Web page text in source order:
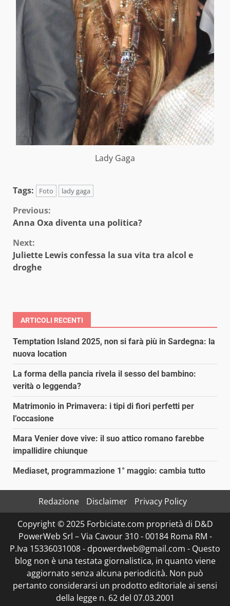
Lady Gaga
Tags: Foto lady gaga
Continue
Previous:
Anna Oxa diventa una politica?
Next:
Juliette Lewis confessa la sua vita tra alcol e
droghe
ARTICOLI RECENTI
Temptation Island 2025, non si farà più in Sardegna: la
nuova location
La forma della pancia rivela il sesso del bambino:
verità o leggenda?
Matrimonio in Primavera: i tipi di fiori perfetti per
l’occasione
Mara Venier dove vive: il suo attico romano farebbe
impallidire chiunque
Mediaset, programmazione 1° maggio: cambia tutto
Redazione Disclaimer
Privacy Policy
Copyright © 2025 Forbiciate.com proprietà di D&D
PowerWeb Srl – Via Cavour 310 - 00184 Roma RM -
P.Iva 15336031008 - dpowerdweb@gmail.com - Questo
blog non è una testata giornalistica, in quanto viene
aggiornato senza alcuna periodicità. Non può
pertanto considerarsi un prodotto editoriale ai sensi
della legge n. 62 del 07.03.2001